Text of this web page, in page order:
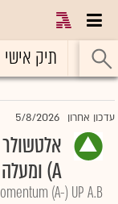
ראשי תיק אישי
עדכון אחרון 5/8/2026
A) ומעלה A.B SmartBeta
(A-) UP A.B